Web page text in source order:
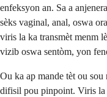
enfeksyon an. Sa a
sèks vaginal, anal, oswa
viris la ka transmèt menm
vizib oswa sentòm, yon
Ou ka ap mande tèt ou sou
difisil pou pinpoint. Viris la